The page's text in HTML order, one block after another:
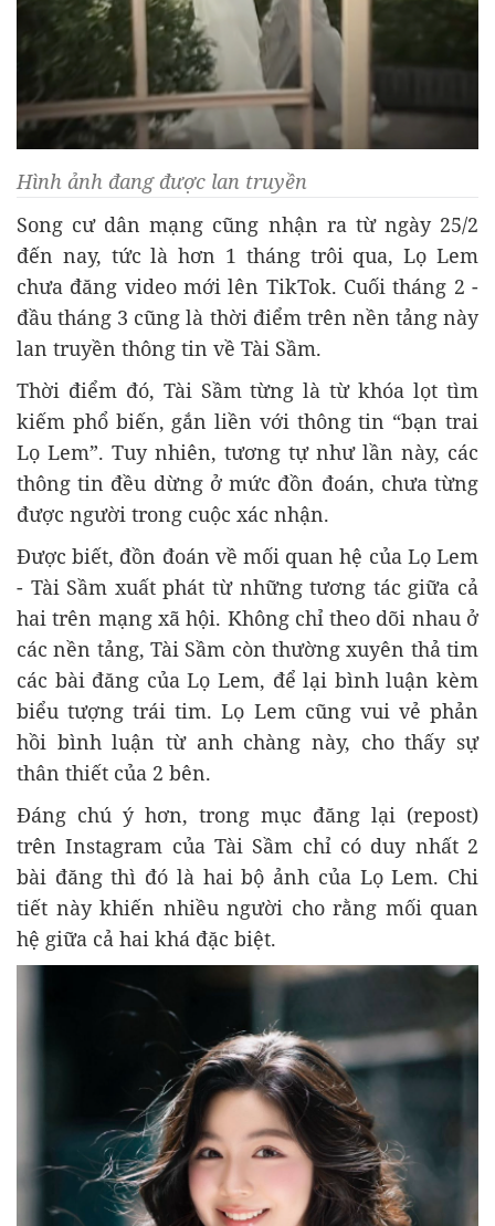
Hình ảnh đang được lan truyền
Song cư dân mạng cũng nhận ra từ ngày 25/2
đến nay, tức là hơn 1 tháng trôi qua, Lọ Lem
chưa đăng video mới lên TikTok. Cuối tháng 2 -
đầu tháng 3 cũng là thời điểm trên nền tảng này
lan truyền thông tin về Tài Sầm.
Thời điểm đó, Tài Sầm từng là từ khóa lọt tìm
kiếm phổ biến, gắn liền với thông tin “bạn trai
Lọ Lem”. Tuy nhiên, tương tự như lần này, các
thông tin đều dừng ở mức đồn đoán, chưa từng
được người trong cuộc xác nhận.
Được biết, đồn đoán về mối quan hệ của Lọ Lem
- Tài Sầm xuất phát từ những tương tác giữa cả
hai trên mạng xã hội. Không chỉ theo dõi nhau ở
các nền tảng, Tài Sầm còn thường xuyên thả tim
các bài đăng của Lọ Lem, để lại bình luận kèm
biểu tượng trái tim. Lọ Lem cũng vui vẻ phản
hồi bình luận từ anh chàng này, cho thấy sự
thân thiết của 2 bên.
Đáng chú ý hơn, trong mục đăng lại (repost)
trên Instagram của Tài Sầm chỉ có duy nhất 2
bài đăng thì đó là hai bộ ảnh của Lọ Lem. Chi
tiết này khiến nhiều người cho rằng mối quan
hệ giữa cả hai khá đặc biệt.